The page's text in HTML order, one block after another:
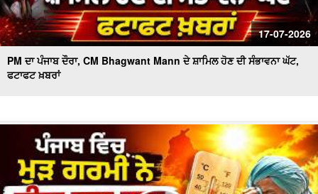
17-07-2026
PM ਦਾ ਪੰਜਾਬ ਦੌਰਾ, CM Bhagwant Mann ਦੇ ਸ਼ਾਮਿਲ ਹੋਣ ਦੀ ਸੰਭਾਵਨਾ ਘੱਟ,
ਫਟਾਫਟ ਖ਼ਬਰਾਂ